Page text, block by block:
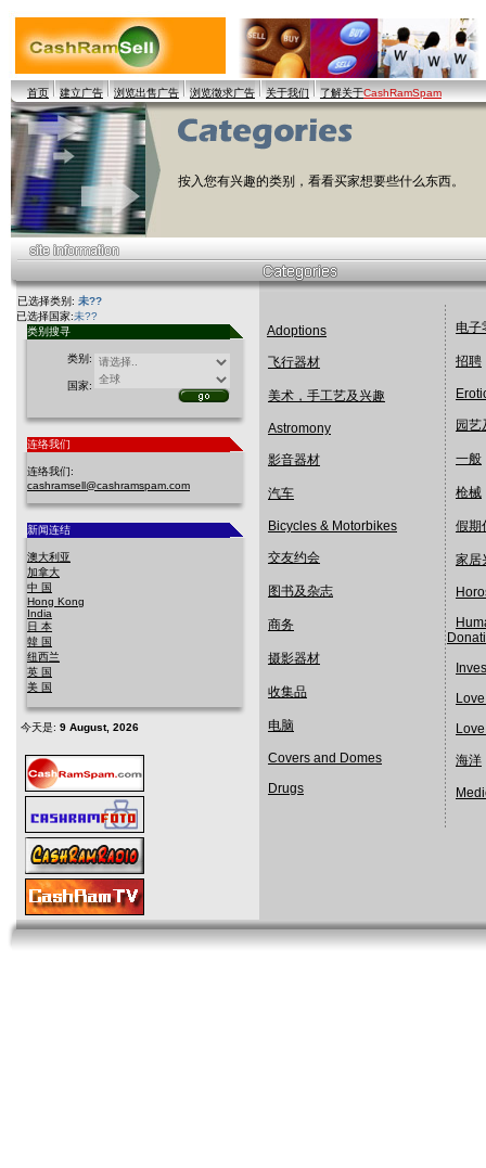
首页 建立广告 浏览出售广告 浏览徵求广告 关于我们 了解关于CashRamSpam
按入您有兴趣的类别，看看买家想要些什么东西。
已选择类别: 未??
已选择国家:未??
类别搜寻
类别:
国家:
连络我们
连络我们:
cashramsell@cashramspam.com
新闻连结
澳大利亚
加拿大
中 国
Hong Kong
India
日 本
韓 国
纽西兰
英 国
美 国
今天是: 9 August, 2026
Adoptions
飞行器材
美术，手工艺及兴趣
Astromony
影音器材
汽车
Bicycles & Motorbikes
交友约会
图书及杂志
商务
摄影器材
收集品
电脑
Covers and Domes
Drugs
电子
招聘
园艺
一般
枪械
假期
家居
海洋